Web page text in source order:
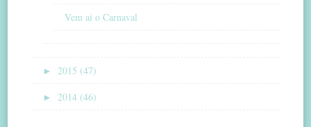
Vem aí o Carnaval
► 2015 (47)
► 2014 (46)